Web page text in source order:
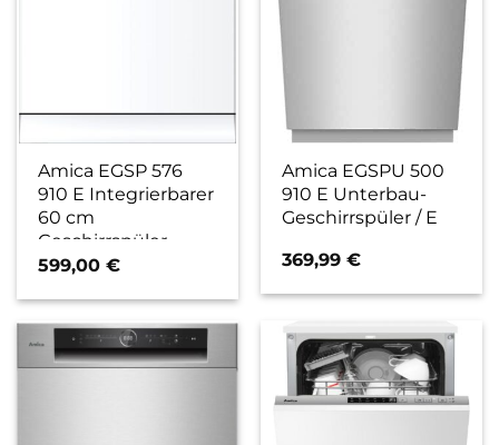
Amica EGSP 576
910 E Integrierbarer
60 cm
Geschirrspüler
edelstahl / D
599,00€
Amica EGSPU 500
910 E Unterbau-
Geschirrspüler / E
369,99€